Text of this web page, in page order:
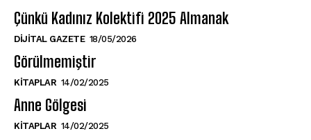
Çünkü Kadınız Kolektifi 2025 Almanak
DIJITAL GAZETE 18/05/2026
Görülmemiştir
KITAPLAR 14/02/2025
Anne Gölgesi
KITAPLAR 14/02/2025